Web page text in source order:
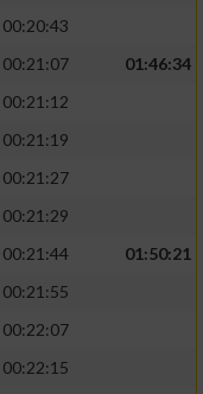
00:20:43
00:21:07
01:46:34
00:21:12
00:21:19
00:21:27
00:21:29
00:21:44
01:50:21
00:21:55
00:22:07
00:22:15